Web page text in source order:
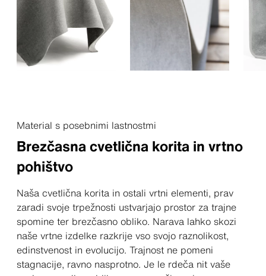
Material s posebnimi lastnostmi
Brezčasna cvetlična korita in vrtno
pohištvo
Naša cvetlična korita in ostali vrtni elementi, prav
zaradi svoje trpežnosti ustvarjajo prostor za trajne
spomine ter brezčasno obliko. Narava lahko skozi
naše vrtne izdelke razkrije vso svojo raznolikost,
edinstvenost in evolucijo. Trajnost ne pomeni
stagnacije, ravno nasprotno. Je le rdeča nit vaše